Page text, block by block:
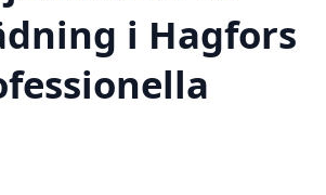
i Hagfors